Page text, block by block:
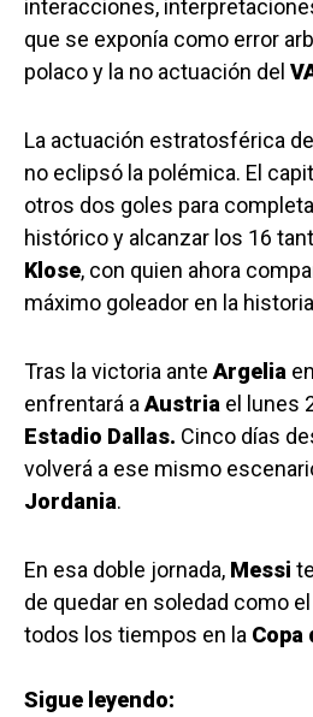
interacciones,
que se exponía como error
polaco y la no actuación del
La actuación estratosférica de
no eclipsó la polémica. El
otros dos goles para
histórico y alcanzar los 16
Klose, con quien ahora
máximo goleador en la
Tras la victoria ante Argelia
enfrentará a Austria el lunes
Estadio Dallas. Cinco días
volverá a ese mismo
Jordania.
En esa doble jornada, Messi
de quedar en soledad como
todos los tiempos en la Copa
Sigue leyendo: